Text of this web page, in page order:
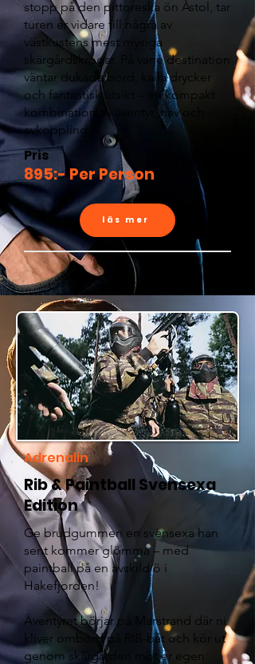
stopp på den pittoreska ön Åstol, tar
turen er vidare till några av
västkustens mest mysiga
skärgårdskrogar. På varje destination
väntar dukade bord, kalla drycker
och fantastisk utsikt – en kompakt
kombination av äventyr, hav och
avkoppling.
Pris
895:- Per Person
läs mer
Adrenalin
Rib & Paintball Svensexa
Edition
Ge brudgummen en svensexa han
sent kommer glömma – med
paintball på en avskild ö i
Hakefjorden!
Äventyret börjar på Marstrand där ni
kliver ombord på RIB-båt och kör ut
genom skärgården mot er egen